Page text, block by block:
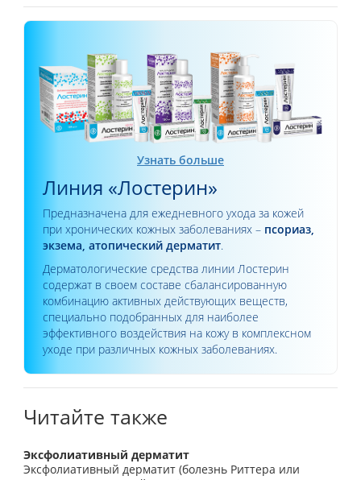
Узнать больше
Линия «Лостерин»
Предназначена для ежедневного ухода за кожей
при хронических кожных заболеваниях – псориаз,
экзема, атопический дерматит.
Дерматологические средства линии Лостерин
содержат в своем составе сбалансированную
комбинацию активных действующих веществ,
специально подобранных для наиболее
эффективного воздействия на кожу в комплексном
уходе при различных кожных заболеваниях.
Читайте также
Эксфолиативный дерматит
Эксфолиативный дерматит (болезнь Риттера или